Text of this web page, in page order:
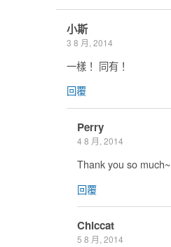
小斯
3 8 月, 2014
一樣！ 同有！
回覆
Perry
4 8 月, 2014
Thank you so much~
回覆
Chiccat
5 8 月, 2014